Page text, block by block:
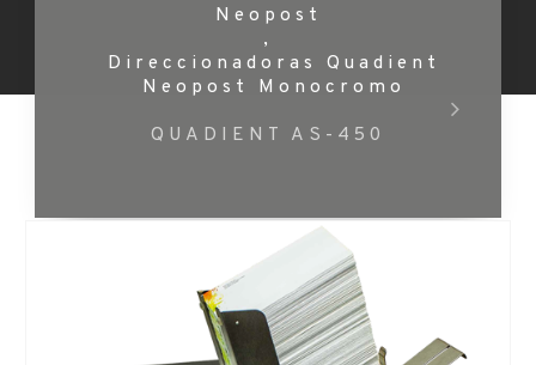
Neopost
,
Direccionadoras Quadient
Neopost Monocromo
QUADIENT AS-450